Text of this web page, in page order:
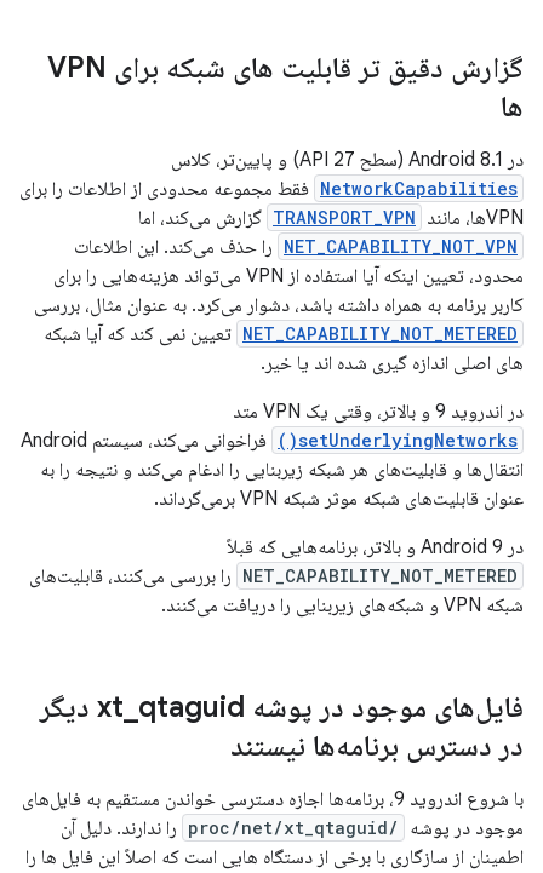
گزارش دقیق تر قابلیت های شبکه برای VPN
ها
در Android 8.1 (سطح API 27) و پایین‌تر، کلاس
NetworkCapabilities فقط مجموعه محدودی از اطلاعات را برای
VPN‌ها، مانند
TRANSPORT_VPN گزارش می‌کند، اما
NET_CAPABILITY_NOT_VPN را حذف می‌کند. این اطلاعات
محدود، تعیین اینکه آیا استفاده از VPN می‌تواند هزینه‌هایی را برای
کاربر برنامه به همراه داشته باشد، دشوار می‌کرد. به عنوان مثال، بررسی
NET_CAPABILITY_NOT_METERED تعیین نمی کند که آیا شبکه
های اصلی اندازه گیری شده اند یا خیر.
در اندروید 9 و بالاتر، وقتی یک VPN متد
setUnderlyingNetworks()
فراخوانی می‌کند، سیستم Android
انتقال‌ها و قابلیت‌های هر شبکه زیربنایی را ادغام می‌کند و نتیجه را به
عنوان قابلیت‌های شبکه موثر شبکه VPN برمی‌گرداند.
در Android 9 و بالاتر، برنامه‌هایی که قبلاً
NET_CAPABILITY_NOT_METERED را بررسی می‌کنند، قابلیت‌های
شبکه VPN و شبکه‌های زیربنایی را دریافت می‌کنند.
فایل‌های موجود در پوشه xt
qtaguid دیگر
در دسترس برنامه‌ها نیستند
با شروع اندروید 9، برنامه‌ها اجازه دسترسی خواندن مستقیم به فایل‌های
موجود در پوشه
/proc/net/xt_qtaguid
را ندارند. دلیل آن
اطمینان از سازگاری با برخی از دستگاه هایی است که اصلاً این فایل ها را